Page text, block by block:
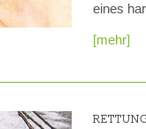
eines
[mehr]